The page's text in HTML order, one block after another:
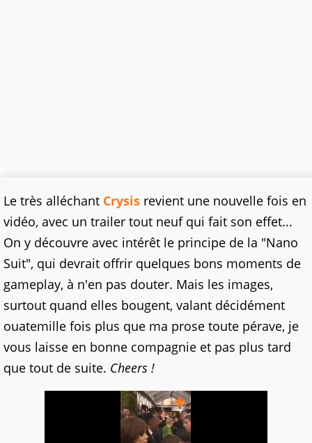
Le très alléchant Crysis revient une nouvelle fois en
vidéo, avec un trailer tout neuf qui fait son effet...
On y découvre avec intérêt le principe de la "Nano
Suit", qui devrait offrir quelques bons moments de
gameplay, à n'en pas douter. Mais les images,
surtout quand elles bougent, valant décidément
ouatemille fois plus que ma prose toute pérave, je
vous laisse en bonne compagnie et pas plus tard
que tout de suite. Cheers !